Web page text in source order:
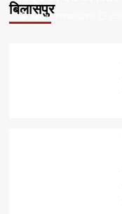
बिलासपुरApna Chhattisgarh